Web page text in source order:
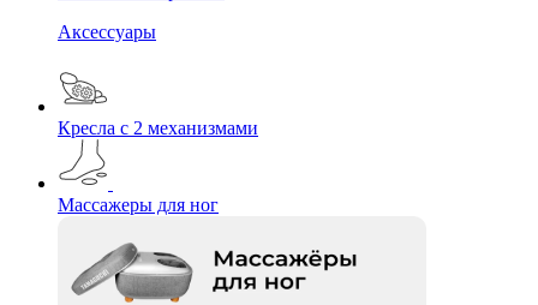
Аксессуары
Кресла с 2 механизмами
Массажеры для ног